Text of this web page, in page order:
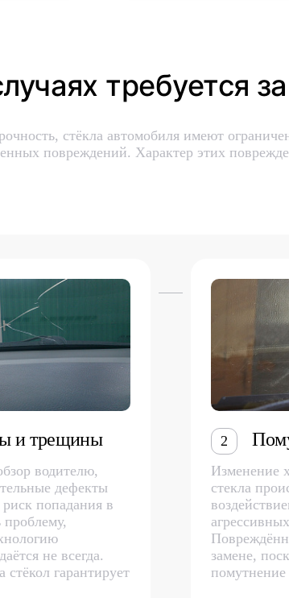
требуется
стёкла автомобиля имеют
повреждений. Характер этих
и трещины
водителю,
дефекты
попадания в
не всегда.
стёкол гарантирует
2
Изменение
стекла
замене,
помутнение